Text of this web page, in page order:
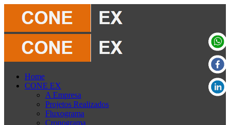
Home
CONE EX
A Empresa
Projetos Realizados
Fluxograma
Cronograma